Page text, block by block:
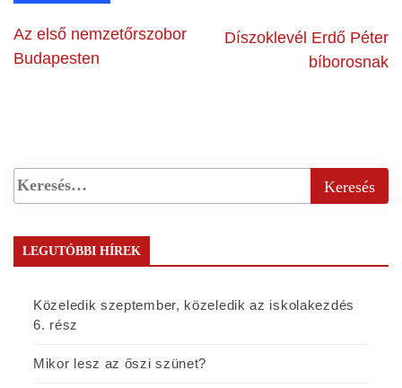
Az első nemzetőrszobor
Budapesten
Díszoklevél Erdő Péter
bíborosnak
LEGUTÓBBI HÍREK
Közeledik szeptember, közeledik az iskolakezdés
6. rész
Mikor lesz az őszi szünet?